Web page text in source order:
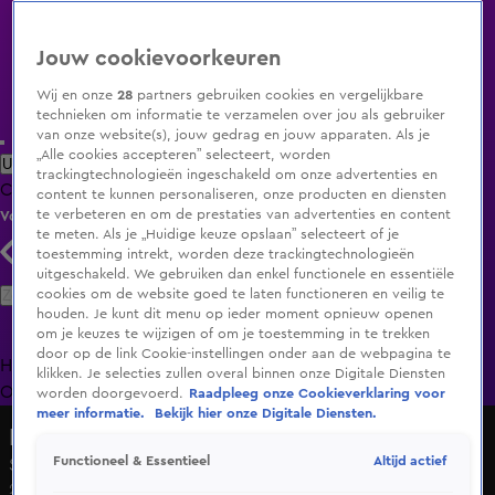
Uitzending Gemist Populaire programma's Zenders Genres
ClipsFilmsRadioSmart TV inlogShop
Volg KIJK
Zoeken
HomeUitzending Gemist Programma's De Bondgenoten
OranjezomerLivestreamsShop
Schoten gelost op woonwagenkamp Eindhoven
23 apr 2018, 16:02
Jouw cookievoorkeuren
Wij en onze28 partners gebruiken cookies en vergelijkbare
technieken om informatie te verzamelen over jou als gebruiker
van onze website(s), jouw gedrag en jouw apparaten. Als je
„Alle cookies accepteren” selecteert, worden
trackingtechnologieën ingeschakeld om onze advertenties en
content te kunnen personaliseren, onze producten en diensten
te verbeteren en om de prestaties van advertenties en content
te meten. Als je „Huidige keuze opslaan” selecteert of je
toestemming intrekt, worden deze trackingtechnologieën
uitgeschakeld. We gebruiken dan enkel functionele en essentiële
cookies om de website goed te laten functioneren en veilig te
houden. Je kunt dit menu op ieder moment opnieuw openen
om je keuzes te wijzigen of om je toestemming in te trekken
door op de link Cookie-instellingen onder aan de webpagina te
klikken. Je selecties zullen overal binnen onze Digitale Diensten
worden doorgevoerd.
Raadpleeg onze Cookieverklaring voor
meer informatie.
Bekijk hier onze Digitale Diensten.
Functioneel & Essentieel Altijd actief